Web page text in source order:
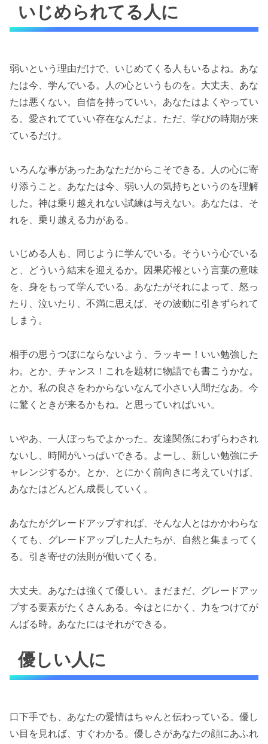
いじめられてる人に
弱いという理由だけで、いじめてくる人もいるよね。あな
たは今、学んでいる。人の心というものを。大丈夫、あな
たは悪くない。自信を持っていい。あなたはよくやってい
る。愛されてていい存在なんだよ。ただ、学びの時期が来
ているだけ。
いろんな事があったあなただからこそできる。人の心に寄
り添うこと。あなたは今、弱い人の気持ちというのを理解
した。神は乗り越えれない試練は与えない。あなたは、そ
れを、乗り越える力がある。
いじめる人も、同じように学んでいる。そういう心でいる
と、どういう結末を迎えるか。因果応報という言葉の意味
を、身をもって学んでいる。あなたがそれによって、怒っ
たり、泣いたり、不満に思えば、その波動に引きずられて
しまう。
相手の思うつぼにならないよう、ラッキー！いい勉強した
わ。とか、チャンス！これを題材に物語でも書こうかな。
とか。私の良さをわからないなんて小さい人間だなあ。今
に驚くときが来るかもね。と思っていればいい。
いやあ、一人ぼっちでよかった。友達関係にわずらわされ
ないし、時間がいっぱいできる。よーし、新しい勉強にチ
ャレンジするか。とか、とにかく前向きに考えていけば、
あなたはどんどん成長していく。
あなたがグレードアップすれば、そんな人とはかかわらな
くても、グレードアップした人たちが、自然と集まってく
る。引き寄せの法則が働いてくる。
大丈夫。あなたは強くて優しい。まだまだ、グレードアッ
プする要素がたくさんある。今はとにかく、力をつけてが
んばる時。あなたにはそれができる。
優しい人に
口下手でも、あなたの愛情はちゃんと伝わっている。優し
い目を見れば、すぐわかる。優しさがあなたの顔にあふれ